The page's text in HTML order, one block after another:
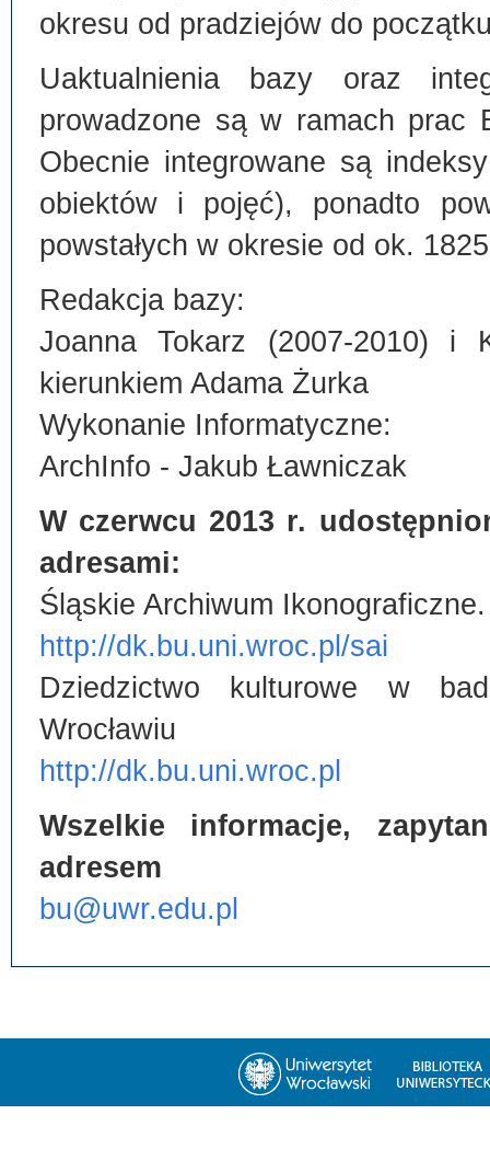
okresu od pradziejów do
Uaktualnienia bazy oraz
prowadzone są w ramach prac
Obecnie integrowane są
obiektów i pojęć), ponadto
powstałych w okresie od ok.
Redakcja bazy:
Joanna Tokarz (2007-2010) i
kierunkiem Adama Żurka
Wykonanie Informatyczne:
ArchInfo - Jakub Ławniczak
W czerwcu 2013 r.
adresami:
Śląskie Archiwum Ikonograficzne.
http://dk.bu.uni.wroc.pl/sai
Dziedzictwo kulturowe w
Wrocławiu
http://dk.bu.uni.wroc.pl
Wszelkie informacje,
adresem
bu@uwr.edu.pl